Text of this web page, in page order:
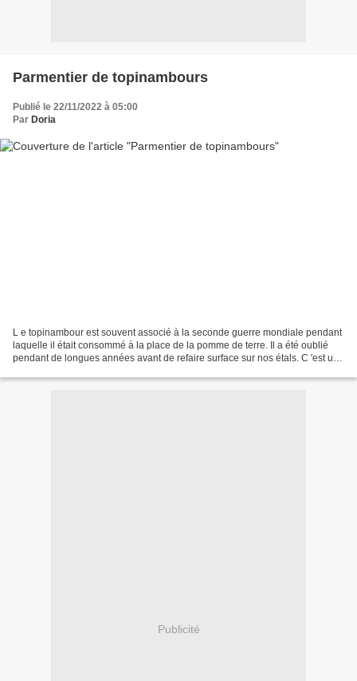
Parmentier de topinambours
Publié le 22/11/2022 à 05:00
Par Doria
L e topinambour est souvent associé à la seconde guerre mondiale pendant
laquelle il était consommé à la place de la pomme de terre. Il a été oublié
pendant de longues années avant de refaire surface sur nos étals. C 'est un
Publicité